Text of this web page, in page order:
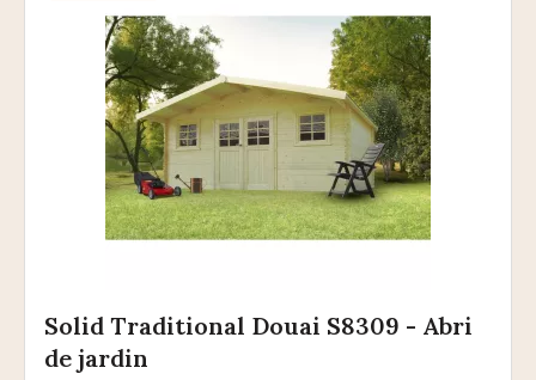
Solid Traditional Douai S8309 - Abri
de jardin